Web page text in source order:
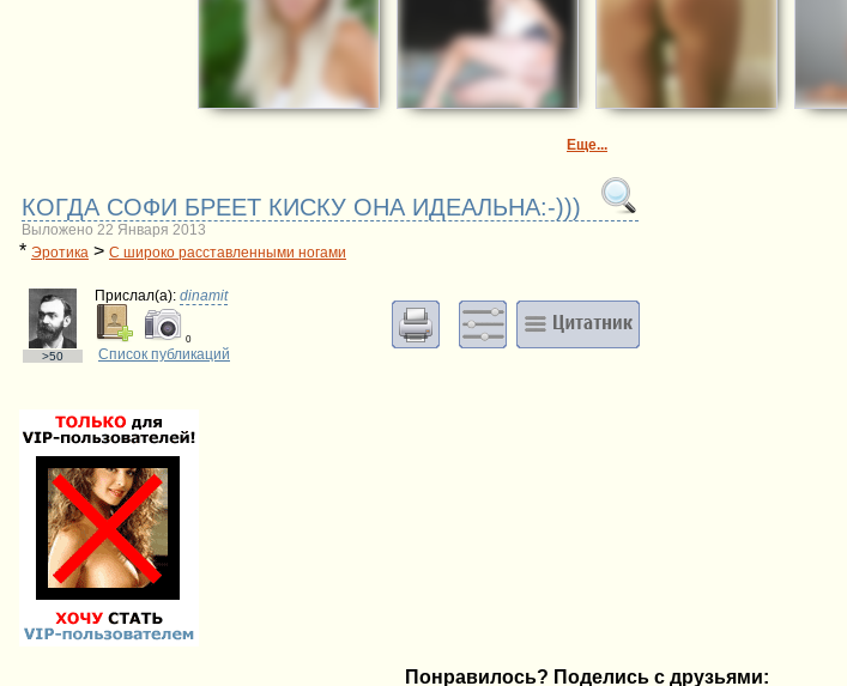
Еще...
КОГДА СОФИ БРЕЕТ КИСКУ ОНА ИДЕАЛЬНА:-)))
Выложено 22 Января 2013
* Эротика > С широко расставленными ногами
>50
Прислал(a): dinamit
0
Список публикаций
Понравилось? Поделись с друзьями: